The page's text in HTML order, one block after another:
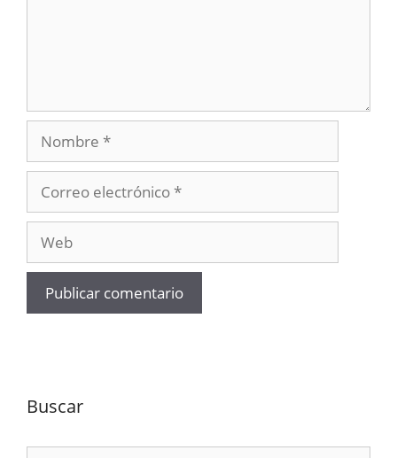
Nombre
electrónico
Buscar